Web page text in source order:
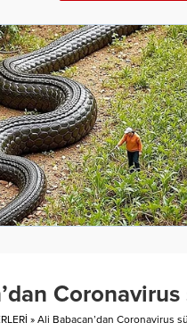
» Ali Babacan’dan Coronavirus